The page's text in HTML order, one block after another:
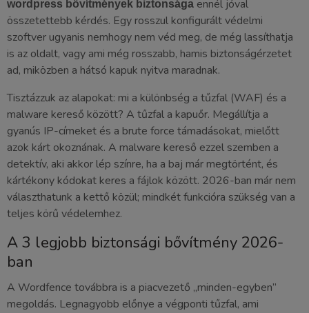
wordpress bővítmények biztonsága ennél jóval
összetettebb kérdés. Egy rosszul konfigurált védelmi
szoftver ugyanis nemhogy nem véd meg, de még lassíthatja
is az oldalt, vagy ami még rosszabb, hamis biztonságérzetet
ad, miközben a hátsó kapuk nyitva maradnak.
Tisztázzuk az alapokat: mi a különbség a tűzfal (WAF) és a
malware kereső között? A tűzfal a kapuőr. Megállítja a
gyanús IP-címeket és a brute force támadásokat, mielőtt
azok kárt okoznának. A malware kereső ezzel szemben a
detektív, aki akkor lép színre, ha a baj már megtörtént, és
kártékony kódokat keres a fájlok között. 2026-ban már nem
választhatunk a kettő közül; mindkét funkcióra szükség van a
teljes körű védelemhez.
A 3 legjobb biztonsági bővítmény 2026-
ban
A Wordfence továbbra is a piacvezető „minden-egyben”
megoldás. Legnagyobb előnye a végponti tűzfal, ami